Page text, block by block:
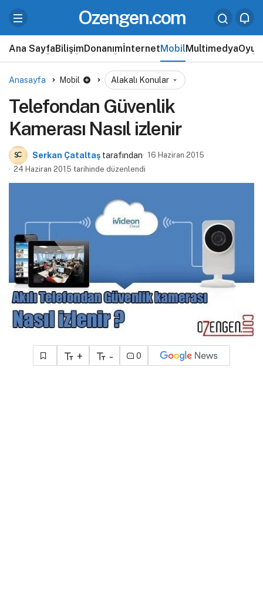
Ozengen.com
Ana SayfaBilişimDonanımİnternetMobilMultimedyaOyun
Anasayfa Mobil Alakalı Konular
Telefondan Güvenlik
Kamerası Nasıl izlenir
Serkan Çataltaş tarafından
16 Haziran 2015
24 Haziran 2015 tarihinde düzenlendi
+ - 0